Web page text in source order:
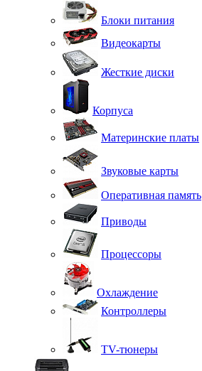
Блоки питания
Видеокарты
Жесткие диски
Корпуса
Материнские платы
Звуковые карты
Оперативная память
Приводы
Процессоры
Охлаждение
Контроллеры
TV-тюнеры